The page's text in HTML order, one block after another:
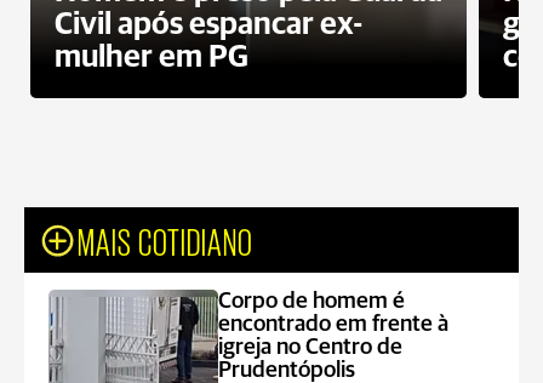
Civil após espancar ex-
mulher em PG
MAIS COTIDIANO
Corpo de homem é
encontrado em frente à
igreja no Centro de
Prudentópolis